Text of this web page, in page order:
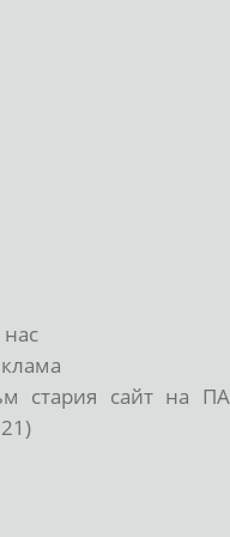
нас
стария сайт на